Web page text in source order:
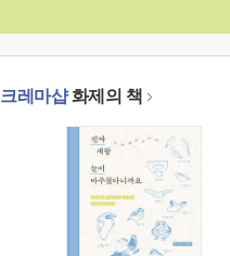
크레마샵화제의 책